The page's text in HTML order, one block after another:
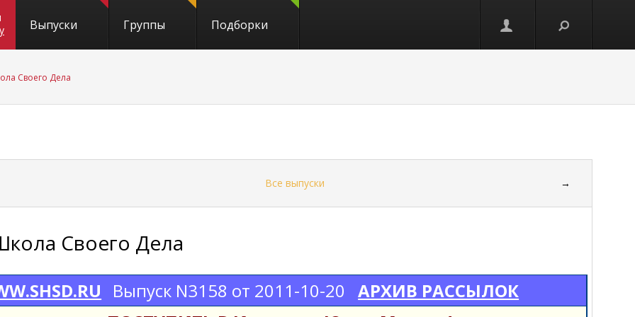
Выпуски Группы Подборки
Своего Дела
Все выпуски →
Своего Дела
Выпуск N3158 от 2011-10-20
АРХИВ РАССЫЛОК